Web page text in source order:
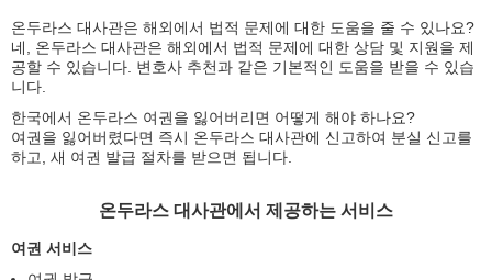
온두라스 대사관은 해외에서 법적 문제에 대한 도움을 줄 수 있나요?
네, 온두라스 대사관은 해외에서 법적 문제에 대한 상담 및 지원을 제
공할 수 있습니다. 변호사 추천과 같은 기본적인 도움을 받을 수 있습
니다.
한국에서 온두라스 여권을 잃어버리면 어떻게 해야 하나요?
여권을 잃어버렸다면 즉시 온두라스 대사관에 신고하여 분실 신고를
하고, 새 여권 발급 절차를 받으면 됩니다.
온두라스 대사관에서 제공하는 서비스
여권 서비스